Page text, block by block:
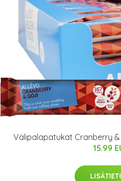
Välipalapatukat Cranberry &
15.99